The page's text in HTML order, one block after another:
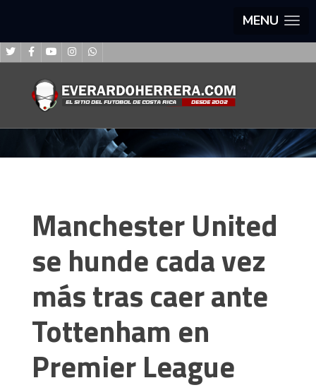
MENU
Manchester United
se hunde cada vez
más tras caer ante
Tottenham en
Premier League